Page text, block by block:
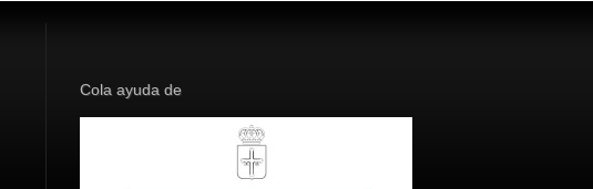
Cola ayuda de